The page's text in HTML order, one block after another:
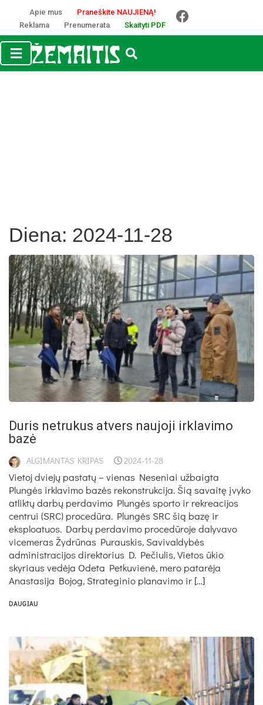
Apie mus
Praneškite NAUJIENĄ!
Reklama
Prenumerata Skaityti PDF
Diena: 2024-11-28
Duris netrukus atvers naujoji irklavimo
bazė
ALGIMANTAS KRIPAS 2024-11-28
Vietoj dviejų pastatų – vienas Neseniai užbaigta
Plungės irklavimo bazės rekonstrukcija. Šią savaitę įvyko
atliktų darbų perdavimo Plungės sporto ir rekreacijos
centrui (SRC) procedūra. Plungės SRC šią bazę ir
eksploatuos. Darbų perdavimo procedūroje dalyvavo
vicemeras Žydrūnas Purauskis, Savivaldybės
administracijos direktorius D. Pečiulis, Vietos ūkio
skyriaus vedėja Odeta Petkuvienė, mero patarėja
Anastasija Bojog, Strateginio planavimo ir […]
DAUGIAU